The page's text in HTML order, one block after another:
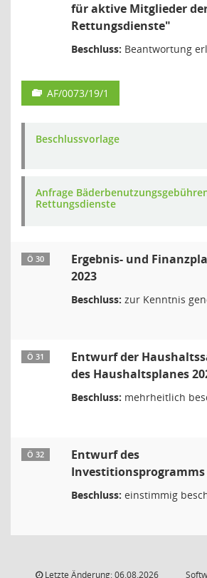
für aktive Mitglieder
Rettungsdienste"
Beschluss: Beantwortung
AF/0073/19/1
Beschlussvorlage
Anfrage
Rettungsdienste
Ö 30
Ergebnis- und
2023
Beschluss: zur Kenntnis
Ö 31
Entwurf der
des Haushaltsplanes
Beschluss: mehrheitlich
Ö 32
Entwurf des
Investitionsprogramms
Beschluss: einstimmig
Letzte Änderung: 06.08.2026